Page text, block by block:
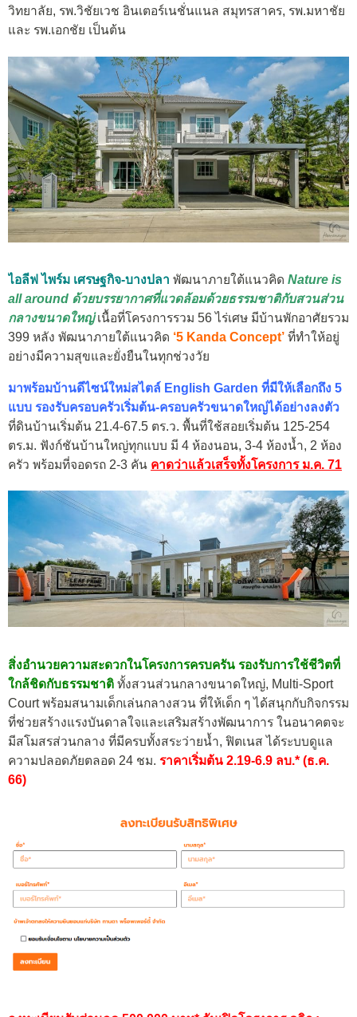
วิทยาลัย, รพ.วิชัยเวช อินเตอร์เนชั่นแนล สมุทรสาคร, รพ.มหาชัย
และ รพ.เอกชัย เป็นต้น
ไอลีฟ ไพร์ม เศรษฐกิจ-บางปลา พัฒนาภายใต้แนวคิด Nature is
all around ด้วยบรรยากาศที่แวดล้อมด้วยธรรมชาติกับสวนส่วน
กลางขนาดใหญ่ เนื้อที่โครงการรวม 56 ไร่เศษ มีบ้านพักอาศัยรวม
399 หลัง พัฒนาภายใต้แนวคิด ‘5 Kanda Concept’ ที่ทำให้อยู่
อย่างมีความสุขและยั่งยืนในทุกช่วงวัย
มาพร้อมบ้านดีไซน์ใหม่สไตล์ English Garden ที่มีให้เลือกถึง 5
แบบ รองรับครอบครัวเริ่มต้น-ครอบครัวขนาดใหญ่ได้อย่างลงตัว
ที่ดินบ้านเริ่มต้น 21.4-67.5 ตร.ว. พื้นที่ใช้สอยเริ่มต้น 125-254
ตร.ม. ฟังก์ชันบ้านใหญ่ทุกแบบ มี 4 ห้องนอน, 3-4 ห้องน้ำ, 2 ห้อง
ครัว พร้อมที่จอดรถ 2-3 คัน คาดว่าแล้วเสร็จทั้งโครงการ ม.ค. 71
สิ่งอำนวยความสะดวกในโครงการครบครัน รองรับการใช้ชีวิตที่
ใกล้ชิดกับธรรมชาติ ทั้งสวนส่วนกลางขนาดใหญ่, Multi-Sport
Court พร้อมสนามเด็กเล่นกลางสวน ที่ให้เด็ก ๆ ได้สนุกกับกิจกรรม
ที่ช่วยสร้างแรงบันดาลใจและเสริมสร้างพัฒนาการ ในอนาคตจะ
มีสโมสรส่วนกลาง ที่มีครบทั้งสระว่ายน้ำ, ฟิตเนส ได้ระบบดูแล
ความปลอดภัยตลอด 24 ชม. ราคาเริ่มต้น 2.19-6.9 ลบ.* (ธ.ค.
66)